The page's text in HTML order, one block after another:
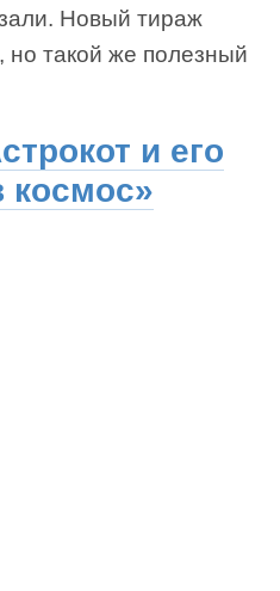
Новый тираж
такой же полезный
и его
космос»